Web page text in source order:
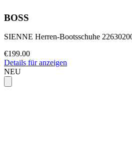
BOSS
SIENNE Herren-Bootsschuhe
€199.00
Details für anzeigen
NEU